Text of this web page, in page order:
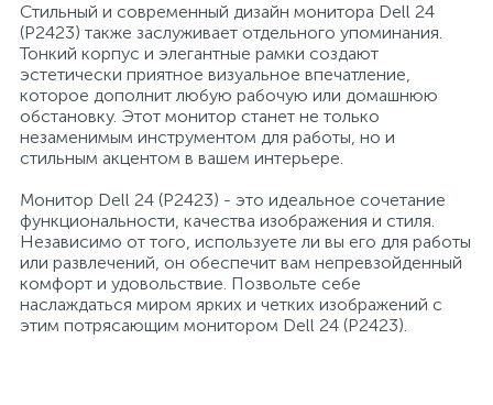
Стильный и современный дизайн монитора Dell 24
(P2423) также заслуживает отдельного упоминания.
Тонкий корпус и элегантные рамки создают
эстетически приятное визуальное впечатление,
которое дополнит любую рабочую или домашнюю
обстановку. Этот монитор станет не только
незаменимым инструментом для работы, но и
стильным акцентом в вашем интерьере.
Монитор Dell 24 (P2423) - это идеальное сочетание
функциональности, качества изображения и стиля.
Независимо от того, используете ли вы его для работы
или развлечений, он обеспечит вам непревзойденный
комфорт и удовольствие. Позвольте себе
наслаждаться миром ярких и четких изображений с
этим потрясающим монитором Dell 24 (P2423).
Средства специального назначения
Универсальные
Химия для прачечных и химчисток
Средства первой помощи
Таблетницы
Хирургическая одежда
Хлорсодержащие средства
Надувная мебель и матрасы
Обувницы
Организаторы рабочего места
Пластиковая мебель
Почтовые ящики